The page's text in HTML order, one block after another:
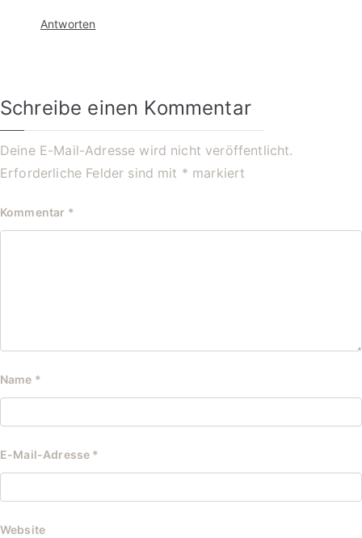
Antworten
Schreibe einen Kommentar
Deine E-Mail-Adresse wird nicht veröffentlicht.
Erforderliche Felder sind mit * markiert
Kommentar *
Name *
E-Mail-Adresse *
Website